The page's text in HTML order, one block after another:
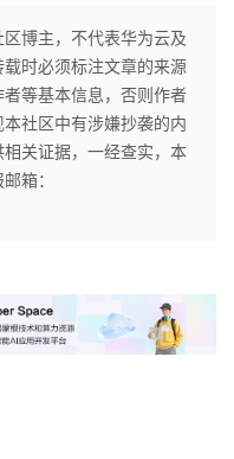
区博主，不代表华为云及
时必须标注文章的来源
者等基本信息，否则作者
社区中有涉嫌抄袭的内
关证据，一经查实，本
箱：